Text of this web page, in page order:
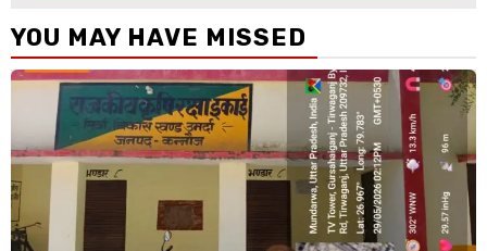
YOU MAY HAVE MISSED